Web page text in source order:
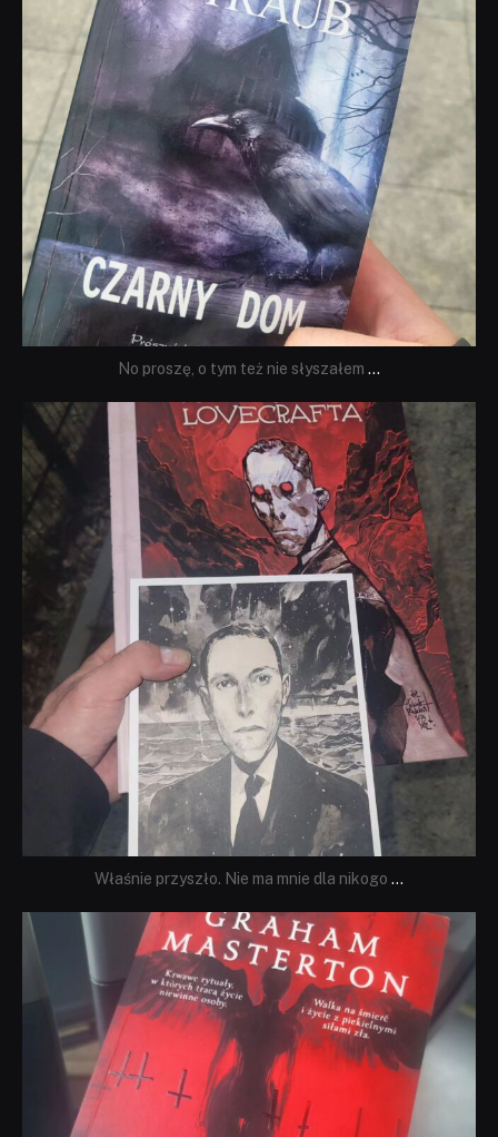
No proszę, o tym też nie słyszałem ...
dobryhorror
Wrz 19
Właśnie przyszło. Nie ma mnie dla nikogo ...
dobryhorror
Sie 23